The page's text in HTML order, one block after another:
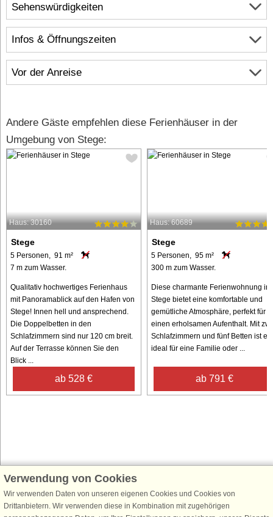
Infos & Öffnungszeiten
Vor der Anreise
Sehenswürdigkeiten
Andere Gäste empfehlen diese Ferienhäuser in der
Umgebung von Stege:
Haus: 30160
Stege
5 Personen, 91 m²
7 m zum Wasser.
Qualitativ hochwertiges Ferienhaus
mit Panoramablick auf den Hafen von
Stege! Innen hell und ansprechend.
Die Doppelbetten in den
Schlafzimmern sind nur 120 cm breit.
Auf der Terrasse können Sie den
Blick ...
ab 528 €
Haus: 60689
Stege
5 Personen, 95 m²
300 m zum Wasser.
Diese charmante Ferienwohnung in
Stege bietet eine komfortable und
gemütliche Atmosphäre, perfekt für
einen erholsamen Aufenthalt. Mit
Schlafzimmern und fünf Betten ist es
ideal für eine Familie oder ...
ab 791 €
Schließen Sie sich 100.000 Ferienhaus-Fans an
Erhalten Sie einenWillkommensgutschein von 25 € für Ihren nächsten
Verwendung von Cookies
Wir verwenden Daten von unseren eigenen Cookies und Cookies von
Drittanbietern. Wir verwenden diese in Kombination mit zugehörigen